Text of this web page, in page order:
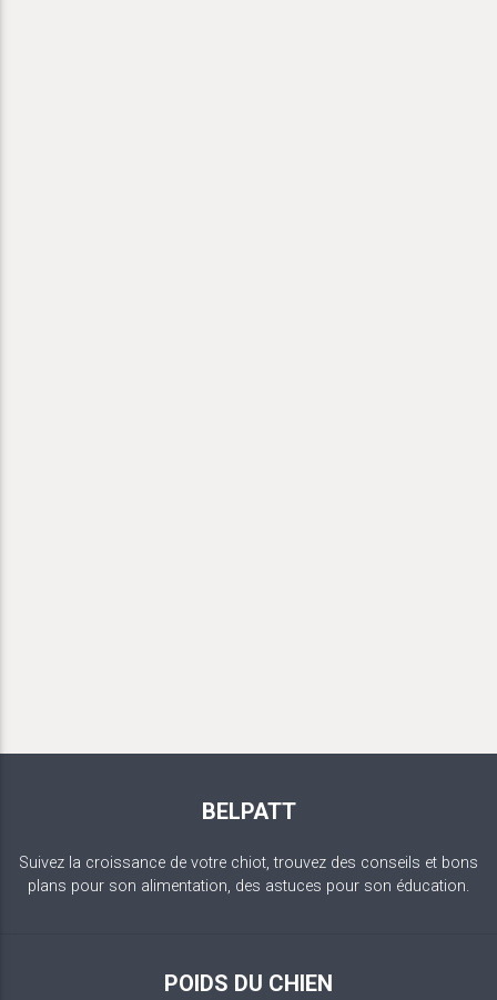
BELPATT
Suivez la croissance de votre chiot, trouvez des conseils et bons
plans pour son alimentation, des astuces pour son éducation.
POIDS DU CHIEN